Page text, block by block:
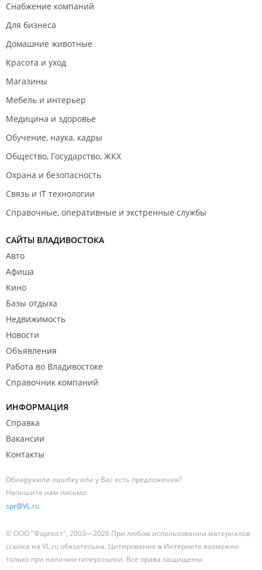
Снабжение компаний
Для бизнеса
Домашние животные
Красота и уход
Магазины
Мебель и интерьер
Медицина и здоровье
Обучение, наука, кадры
Общество, Государство, ЖКХ
Охрана и безопасность
Связь и IT технологии
Справочные, оперативные и экстренные службы
САЙТЫ ВЛАДИВОСТОКА
Авто
Афиша
Кино
Базы отдыха
Недвижимость
Новости
Объявления
Работа во Владивостоке
Справочник компаний
ИНФОРМАЦИЯ
Справка
Вакансии
Контакты
Обнаружили ошибку или у Вас есть предложения?
Напишите нам письмо:
spr@VL.ru
© ООО "Фарпост", 2003—2026 При любом использовании материалов
ссылка на VL.ru обязательна. Цитирование в Интернете возможно
только при наличии гиперссылки. Все права защищены.